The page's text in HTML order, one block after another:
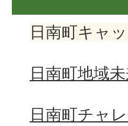
日南町キャ
日南町地域
日南町チャ